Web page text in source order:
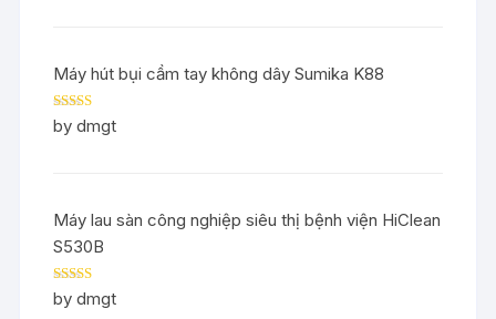
Máy hút bụi cầm tay không dây Sumika K88
Rated5out
of 5
by dmgt
Máy lau sàn công nghiệp siêu thị bệnh viện HiClean
S530B
Rated5out
of 5
by dmgt